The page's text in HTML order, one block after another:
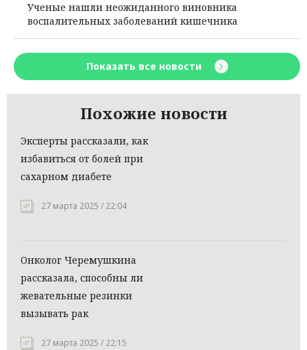
Ученые нашли неожиданного виновника
воспалительных заболеваний кишечника
Показать все новости
Похожие новости
Эксперты рассказали, как
избавиться от болей при
сахарном диабете
27 марта 2025 / 22:04
Онколог Черемушкина
рассказала, способны ли
жевательные резинки
вызывать рак
27 марта 2025 / 22:15